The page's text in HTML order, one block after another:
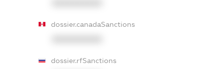
dossier.canadaSanctions
dossier.rfSanctions